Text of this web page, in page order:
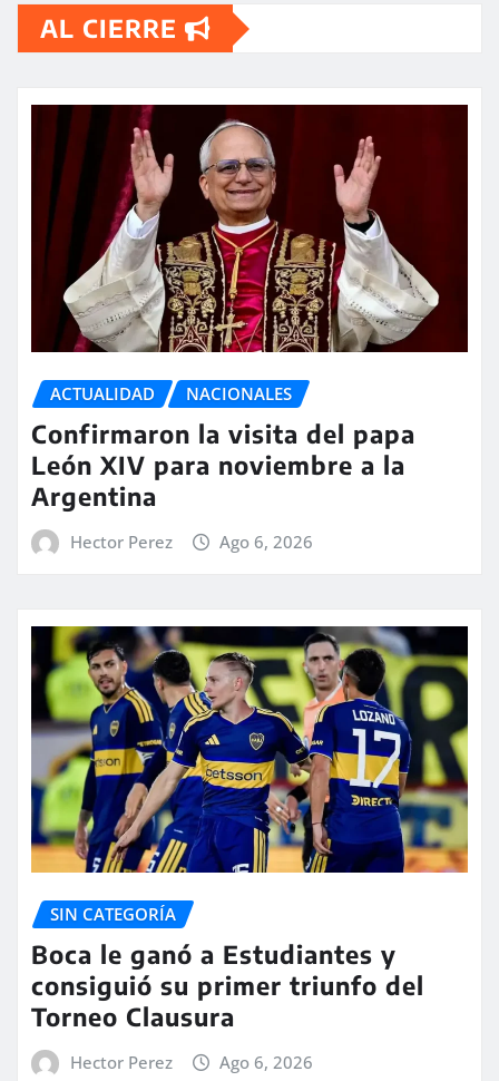
AL CIERRE
ACTUALIDAD NACIONALES
Confirmaron la visita del papa
León XIV para noviembre a la
Argentina
Hector Perez Ago 6, 2026
SIN CATEGORÍA
Boca le ganó a Estudiantes y
consiguió su primer triunfo del
Torneo Clausura
Hector Perez Ago 6, 2026